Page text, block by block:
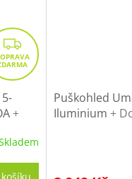
Z
D
A
+
Puškohled
Iluminium +